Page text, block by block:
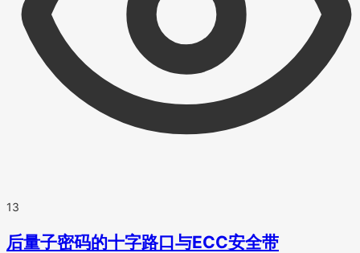
13
后量子密码的十字路口与ECC安全带